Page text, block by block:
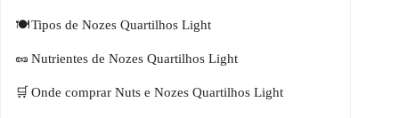
Tipos de Nozes Quartilhos Light
Nutrientes de Nozes Quartilhos Light
Onde comprar Nuts e Nozes Quartilhos Light